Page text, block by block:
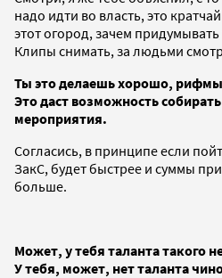
надо идти во власть, это
этот огород, зачем
Клипы снимать, за людьми
Ты это делаешь хорошо,
Это даст возможность
мероприятия.
Согласись, в принципе если
ЗакС, будет быстрее и суммы
больше.
Может, у тебя таланта такого
У тебя, может, нет таланта